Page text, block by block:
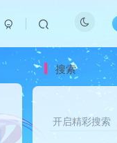
搜索
开启精彩搜索